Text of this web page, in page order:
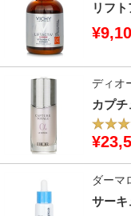
リフ
ディオ
カプ
ダーマ
サーキ